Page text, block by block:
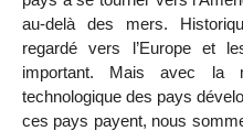
au-delà des mers.
regardé vers l’Europe et
important. Mais avec la
technologique des pays
ces pays payent, nous